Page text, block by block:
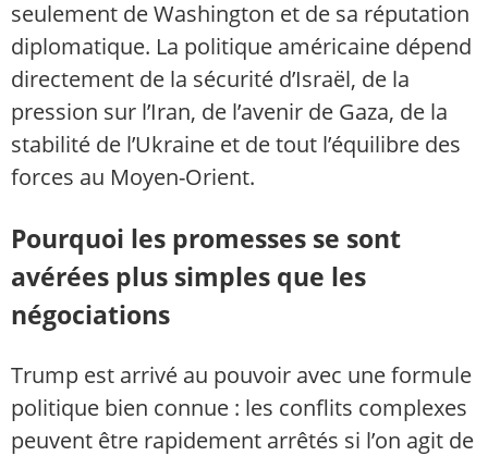
seulement de Washington et de sa réputation
diplomatique. La politique américaine dépend
directement de la sécurité d’Israël, de la
pression sur l’Iran, de l’avenir de Gaza, de la
stabilité de l’Ukraine et de tout l’équilibre des
forces au Moyen-Orient.
Pourquoi les promesses se sont
avérées plus simples que les
négociations
Trump est arrivé au pouvoir avec une formule
politique bien connue : les conflits complexes
peuvent être rapidement arrêtés si l’on agit de